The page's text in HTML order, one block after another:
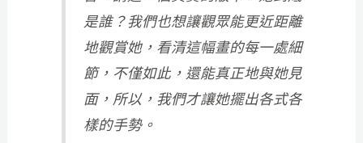
是誰？我們也想讓觀眾能更近距離
地觀賞她，看清這幅畫的每一處細
節，不僅如此，還能真正地與她見
面，所以，我們才讓她擺出各式各
樣的手勢。